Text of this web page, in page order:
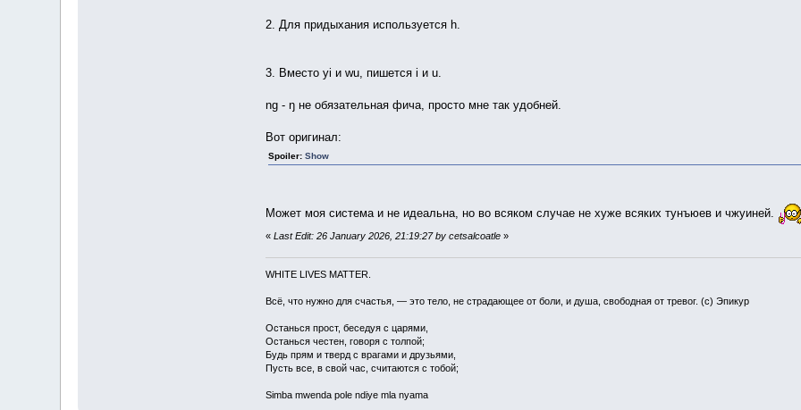
2. Для придыхания используется h.
3. Вместо yi и wu, пишется i и u.
ng - ŋ не обязательная фича, просто мне так удобней.
Вот оригинал:
Spoiler: Show
Может моя система и не идеальна, но во всяком случае не хуже всяких тунъюев и чжуиней.
«Last Edit: 26 January 2026, 21:19:27 by cetsalcoatle »
WHITE LIVES MATTER.
Всё, что нужно для счастья, — это тело, не страдающее от боли, и душа, свободная от тревог. (с) Эпикур
Останься прост, беседуя с царями,
Останься честен, говоря с толпой;
Будь прям и тверд с врагами и друзьями,
Пусть все, в свой час, считаются с тобой;
Simba mwenda pole ndiye mla nyama